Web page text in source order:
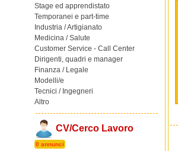
Stage ed apprendistato
Temporanei e part-time
Industria / Artigianato
Medicina / Salute
Customer Service - Call Center
Dirigenti, quadri e manager
Finanza / Legale
Modelli/e
Tecnici / Ingegneri
Altro
CV/Cerco Lavoro
0 annunci